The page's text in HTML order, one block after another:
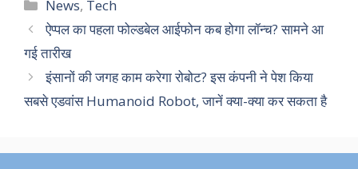
News, Tech
ऐप्पल का पहला फोल्डबेल आईफोन कब होगा लॉन्च? सामने आ
गई तारीख
इंसानों की जगह काम करेगा रोबोट? इस कंपनी ने पेश किया
सबसे एडवांस Humanoid Robot, जानें क्या-क्या कर सकता है